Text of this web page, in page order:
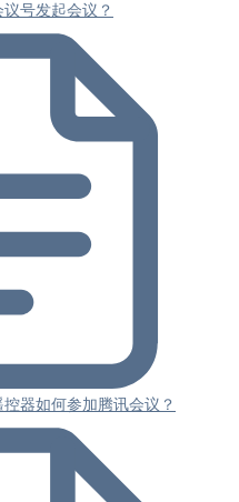
号发起会议？
器如何参加腾讯会议？